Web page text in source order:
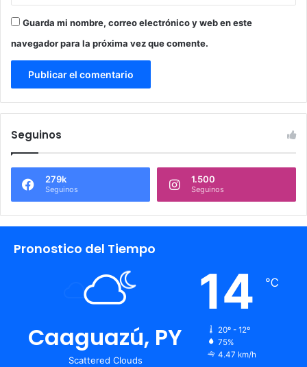
Guarda mi nombre, correo electrónico y web en este
navegador para la próxima vez que comente.
Seguinos
279k
Seguinos
1.500
Seguinos
Pronostico del Tiempo
Caaguazú, PY
Scattered Clouds
14 ℃
20º - 12º
75%
4.47 km/h